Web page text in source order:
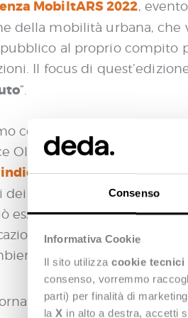
Consenso
Informativa Cookie
Il sito utilizza cookie tecnici
consenso, vorremmo
parti) per finalità di
la X in alto a destra, accetti
MobiltARS 2022,
della mobilità urbana, che
al proprio compito
Il focus di
“.
contribuito all’evento con
Olivari (Full Stack
indice di prossimità per la
dei dati geolocalizzati,
essere utile alle
degli interventi atti a
urbano.
dedicate agli